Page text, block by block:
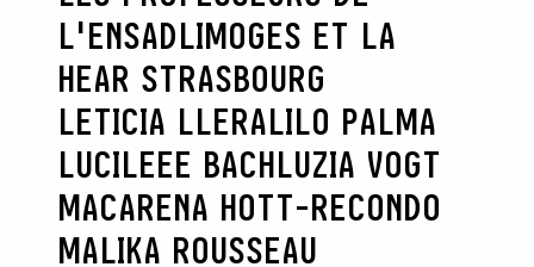
L'ENSADLIMOGES ET LA
HEAR STRASBOURG
LETICIA LLERALILO PALMA
LUCILEEE BACHLUZIA VOGT
MACARENA HOTT-RECONDO
MALIKA ROUSSEAU